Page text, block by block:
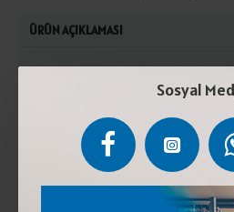
Sosyal
ÜRÜN AÇIKLAMASI
Dana eti, dana yağı, sarımsak,
kimyon, karabiber, yenibahar,
tuz, dekstroz, stabilizör,
(sodyum nitrit).0°C ile (+4°C )
ediniz. Türk gıda kodeksine